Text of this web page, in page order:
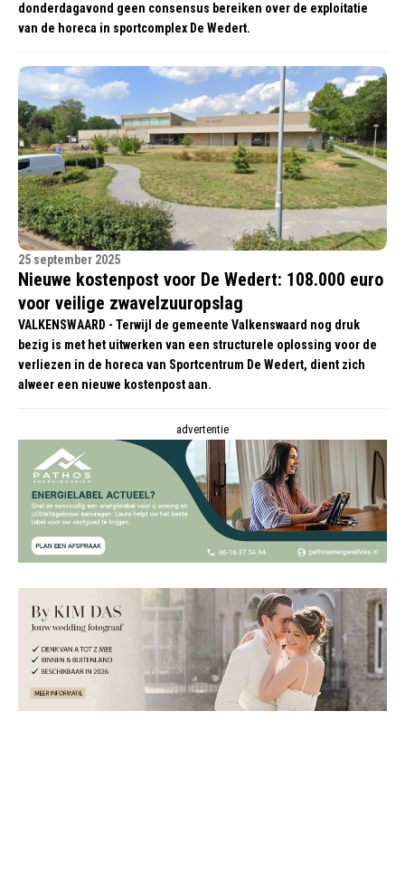
donderdagavond geen consensus bereiken over de exploitatie
van de horeca in sportcomplex De Wedert.
25 september 2025
Nieuwe kostenpost voor De Wedert: 108.000 euro
voor veilige zwavelzuuropslag
VALKENSWAARD - Terwijl de gemeente Valkenswaard nog druk
bezig is met het uitwerken van een structurele oplossing voor de
verliezen in de horeca van Sportcentrum De Wedert, dient zich
alweer een nieuwe kostenpost aan.
advertentie